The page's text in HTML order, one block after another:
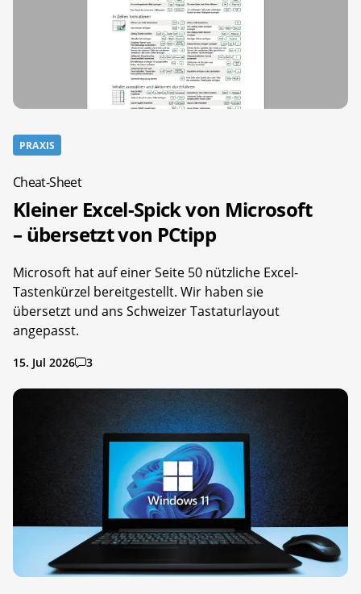
PRAXIS
Cheat-Sheet
Kleiner Excel-Spick von Microsoft
– übersetzt von PCtipp
Microsoft hat auf einer Seite 50 nützliche Excel-
Tastenkürzel bereitgestellt. Wir haben sie
übersetzt und ans Schweizer Tastaturlayout
angepasst.
15. Jul 2026 3